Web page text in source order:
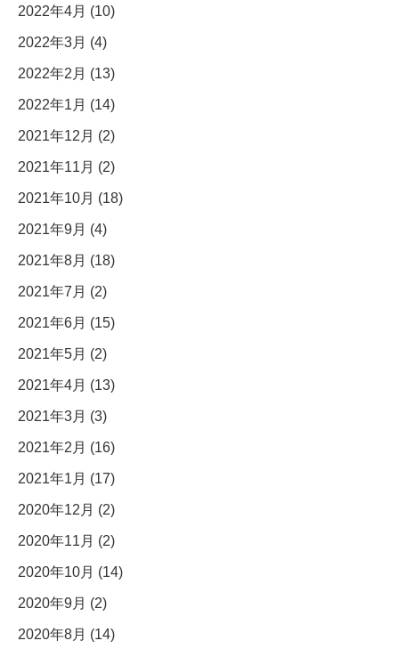
2022年4月 (10)
2022年3月 (4)
2022年2月 (13)
2022年1月 (14)
2021年12月 (2)
2021年11月 (2)
2021年10月 (18)
2021年9月 (4)
2021年8月 (18)
2021年7月 (2)
2021年6月 (15)
2021年5月 (2)
2021年4月 (13)
2021年3月 (3)
2021年2月 (16)
2021年1月 (17)
2020年12月 (2)
2020年11月 (2)
2020年10月 (14)
2020年9月 (2)
2020年8月 (14)